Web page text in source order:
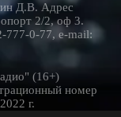
Д.В. Адрес
2/2, оф 3.
777-0-77, e-mail:
(16+)
номер
г.